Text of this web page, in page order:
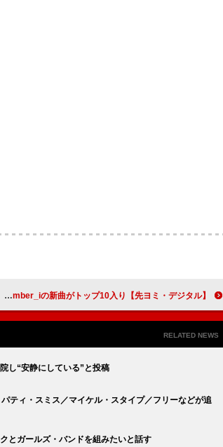
【先ヨミ・デジタル】Mrs. GREEN APPLE「ダーリン」ストリーミング首位走行中 米津玄師／櫻坂46／Number_iの新曲がトップ10入り
RELATED NEWS
し“安静にしている”と投稿
ティ・スミス／マイケル・スタイプ／フリーなどが追
とガールズ・バンドを組みたいと話す